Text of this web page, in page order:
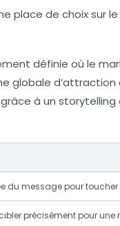
place de choix sur
définie où le
globale
à un storytelling
du message pour
précisément pour une